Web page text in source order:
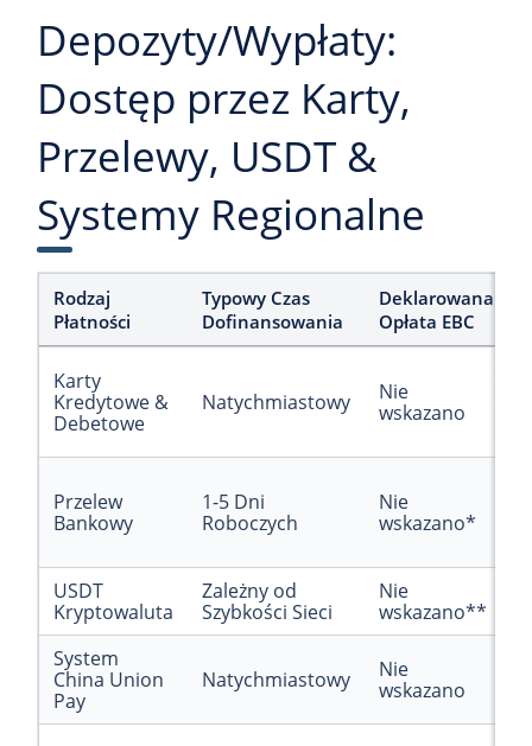
Depozyty/Wypłaty:
Dostęp przez Karty,
Przelewy, USDT &
Systemy Regionalne
Rodzaj
Płatności
Typowy Czas
Dofinansowania
Deklarowana
Opłata EBC
Karty
Kredytowe &
Debetowe
Natychmiastowy
Nie
wskazano
Przelew
Bankowy
1-5 Dni
Roboczych
Nie
wskazano*
USDT
Kryptowaluta
Zależny od
Szybkości Sieci
Nie
wskazano**
System
China Union
Pay
Natychmiastowy
Nie
wskazano